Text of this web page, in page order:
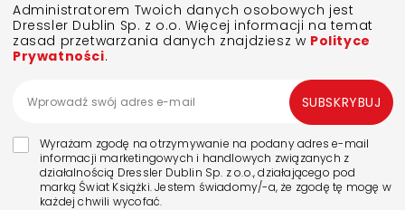
Administratorem Twoich danych osobowych jest
Dressler Dublin Sp. z o.o. Więcej informacji na temat
zasad przetwarzania danych znajdziesz w Polityce
Prywatności.
Wyrażam zgodę na otrzymywanie na podany adres e-mail
informacji marketingowych i handlowych związanych z
działalnością Dressler Dublin Sp. z o.o., działającego pod
marką Świat Książki. Jestem świadomy/-a, że zgodę tę mogę w
każdej chwili wycofać.
SUBSKRYBUJ